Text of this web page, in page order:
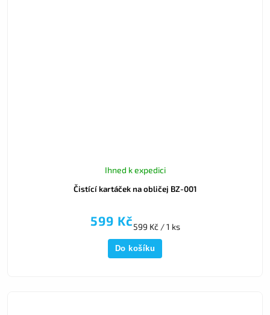
Čistící kartáček na obličej BZ-001
Ihned k expedici
599 Kč599 Kč / 1 ks
Do košíku